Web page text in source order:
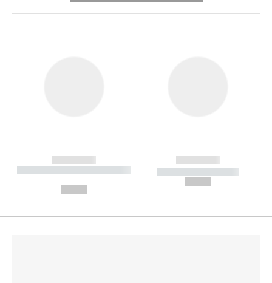
------------
----------- ----------- --------
------------
----------- -----------